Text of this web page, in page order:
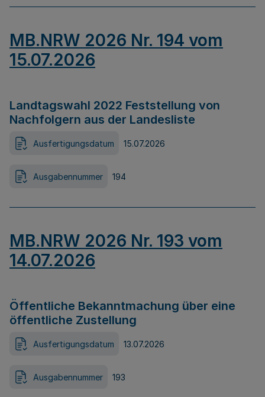
MB.NRW 2026 Nr. 194 vom
15.07.2026
Landtagswahl 2022 Feststellung von
Nachfolgern aus der Landesliste
Ausfertigungsdatum 15.07.2026
Ausgabennummer 194
MB.NRW 2026 Nr. 193 vom
14.07.2026
Öffentliche Bekanntmachung über eine
öffentliche Zustellung
Ausfertigungsdatum 13.07.2026
Ausgabennummer 193